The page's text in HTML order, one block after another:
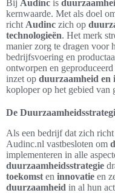
Bij Audinc is
kernwaarde. Met als doel
richt Audinc zich op
technologieën. Het merk
manier zorg te dragen voor
bedrijfsvoering en
ontworpen en
inzet op duurzaamheid en
koploper op het gebied van
De
Als een bedrijf dat zich
Audinc.nl vastbesloten om
implementeren in alle
duurzaamheidsstrategie
toekomst en innovatie en
duurzaamheid in al hun